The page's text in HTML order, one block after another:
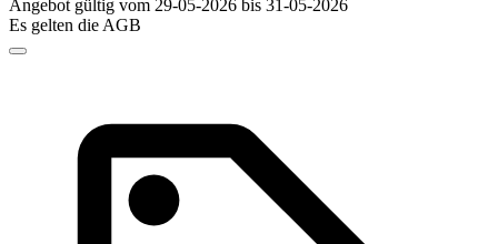
Angebot gültig vom 29-05-2026 bis 31-05-2026
Es gelten die AGB